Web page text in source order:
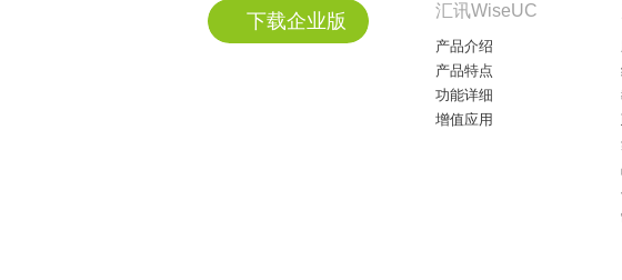
下载企业版 汇讯WiseUC
产品介绍
产品特点
功能详细
增值应用